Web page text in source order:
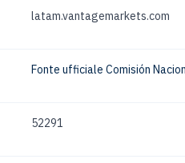
latam.vantagemarkets.com
Fonte ufficiale Comisión
52291